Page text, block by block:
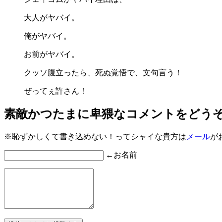
大人がヤバイ。
俺がヤバイ。
お前がヤバイ。
クッソ腹立ったら、死ぬ覚悟で、文句言う！
ぜってぇ許さん！
素敵かつたまに卑猥なコメントをどうぞ
※恥ずかしくて書き込めない！ってシャイな貴方は メールが
←お名前